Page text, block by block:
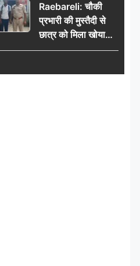
Raebareli: चौकी
प्रभारी की मुस्तैदी से
छात्र को मिला खोया
बैग, जरूरी दस्तावेज
पुलिस टीम का जताया